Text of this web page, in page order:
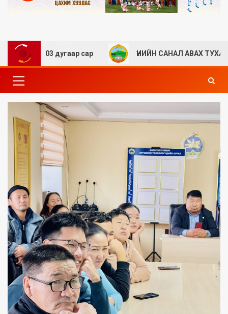
оны 03 дугаар сар ҮНИЙН САНАЛ АВАХ ТУХАЙ